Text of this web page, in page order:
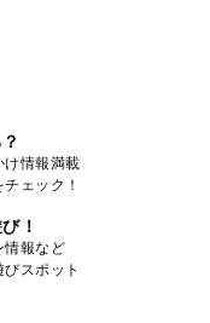
け情報満載
ェック！
！
情報など
スポット